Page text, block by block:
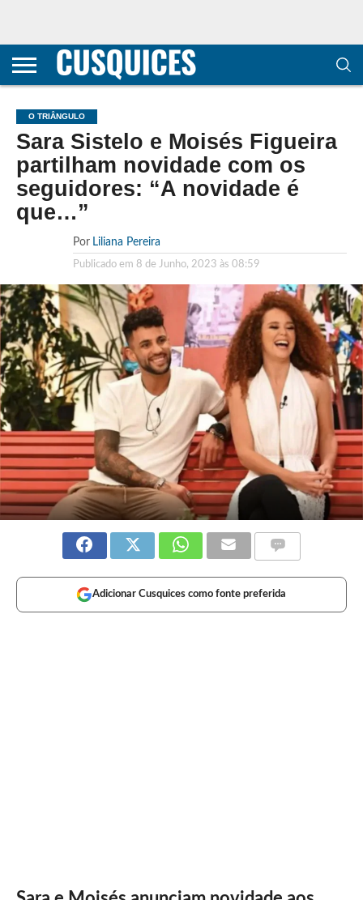
CONTACTOS
HOME
POLÍTICA DE
E COOKIES
SOBRE
TERMOS E
TRANSPARÊNCIA
METODOLOGIA
O TRIÂNGULO
Sara Sistelo e Moisés Figueira
partilham novidade com os
seguidores: “A novidade é
que…”
Por Liliana Pereira
Publicado em 8 de Junho, 2023 às 08:59
Adicionar Cusquices como fonte preferida